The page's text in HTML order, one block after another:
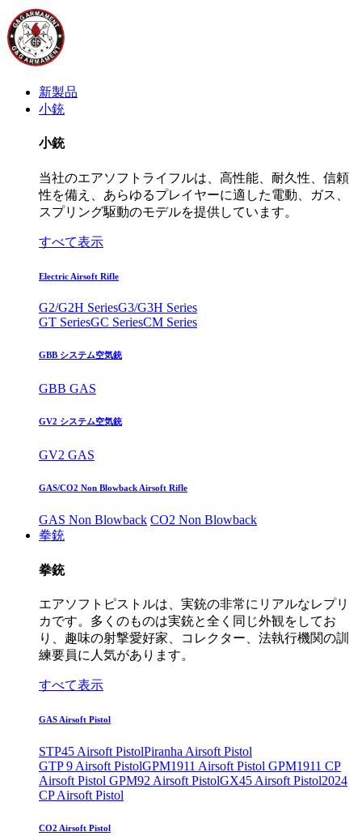
新製品
小銃
小銃
当社のエアソフトライフルは、高性能、耐久性、信頼
性を備え、あらゆるプレイヤーに適した電動、ガス、
スプリング駆動のモデルを提供しています。
すべて表示
Electric Airsoft Rifle
G2/G2H SeriesG3/G3H Series
GT SeriesGC SeriesCM Series
GBB システム空気銃
GBB GAS
GV2 システム空気銃
GV2 GAS
GAS/CO2 Non Blowback Airsoft Rifle
GAS Non Blowback CO2 Non Blowback
拳銃
拳銃
エアソフトピストルは、実銃の非常にリアルなレプリ
カです。多くのものは実銃と全く同じ外観をしてお
り、趣味の射撃愛好家、コレクター、法執行機関の訓
練要員に人気があります。
すべて表示
GAS Airsoft Pistol
STP45 Airsoft PistolPiranha Airsoft Pistol
GTP 9 Airsoft PistolGPM1911 Airsoft Pistol GPM1911 CP
Airsoft Pistol GPM92 Airsoft PistolGX45 Airsoft Pistol2024
CP Airsoft Pistol
CO2 Airsoft Pistol